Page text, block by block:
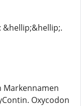
&hellip;&hellip;.
Markennamen
Oxycodon